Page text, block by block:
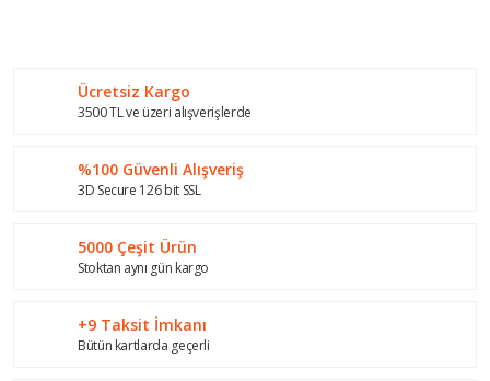
Ürün resmi kalitesiz, bozuk veya görüntülenemiyor.
Ürün bilgilerinde hatalar bulunuyor.
Bu ürüne benzer farklı alternatifler olmalı.
Ücretsiz Kargo
3500 TL ve üzeri alışverişlerde
%100 Güvenli Alışveriş
3D Secure 126 bit SSL
5000 Çeşit Ürün
Stoktan aynı gün kargo
+9 Taksit İmkanı
Bütün kartlarda geçerli